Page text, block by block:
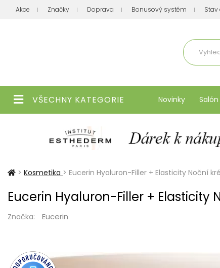
Akce Značky Doprava Bonusový systém
VŠECHNY KATEGORIE Novinky Salón
> Kosmetika > Eucerin Hyaluron-Filler + Elasticity Noční
Eucerin Hyaluron-Filler + Elasticity
Značka: Eucerin